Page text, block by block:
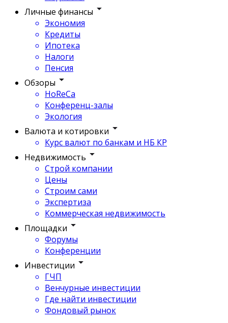
Личные финансы
Экономия
Кредиты
Ипотека
Налоги
Пенсия
Обзоры
HoReCa
Конференц-залы
Экология
Валюта и котировки
Курс валют по банкам и НБ КР
Недвижимость
Строй компании
Цены
Строим сами
Экспертиза
Коммерческая недвижимость
Площадки
Форумы
Конференции
Инвестиции
ГЧП
Венчурные инвестиции
Где найти инвестиции
Фондовый рынок